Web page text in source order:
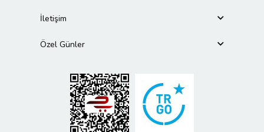
İletişim
Özel Günler